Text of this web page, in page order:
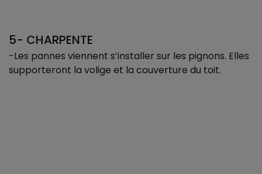
5- CHARPENTE
-Les pannes viennent s’installer sur les pignons. Elles
supporteront la volige et la couverture du toit.